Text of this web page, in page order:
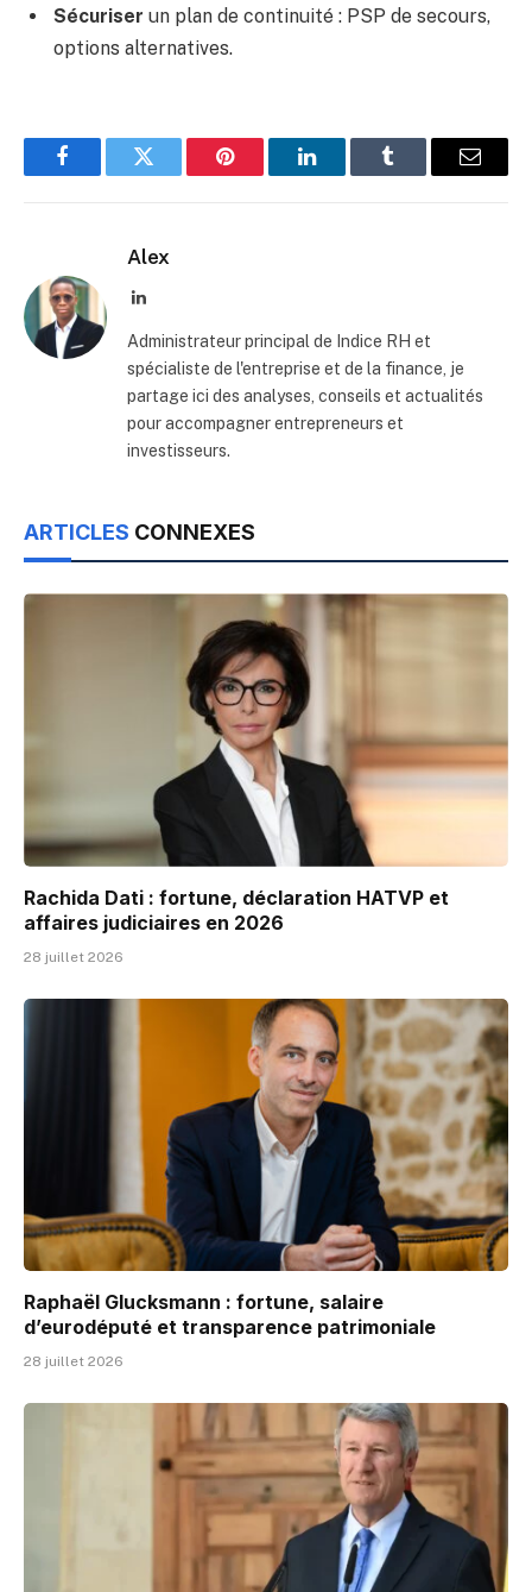
Sécuriser un plan de continuité : PSP de secours,
options alternatives.
FacebookTwitter Pinterest LinkedInTumblr Email
Alex
LinkedIn
Administrateur principal de Indice RH et
spécialiste de l'entreprise et de la finance, je
partage ici des analyses, conseils et actualités
pour accompagner entrepreneurs et
investisseurs.
ARTICLES CONNEXES
Rachida Dati : fortune, déclaration HATVP et
affaires judiciaires en 2026
28 juillet 2026
Raphaël Glucksmann : fortune, salaire
d’eurodéputé et transparence patrimoniale
28 juillet 2026